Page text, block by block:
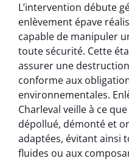
L’intervention débute
enlèvement épave
capable de manipuler
toute sécurité. Cette
assurer une
conforme aux
environnementales.
Charleval veille à ce
dépollué, démonté et
adaptées, évitant ainsi
fluides ou aux